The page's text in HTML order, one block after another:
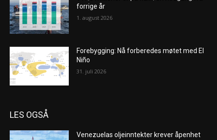
forrige år
1. august 2026
Forebygging: Nå forberedes møtet med El
Niño
31. juli 2026
LES OGSÅ
Venezuelas oljeinntekter krever åpenhet